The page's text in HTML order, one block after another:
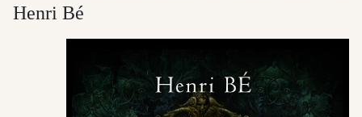
Henri Bé